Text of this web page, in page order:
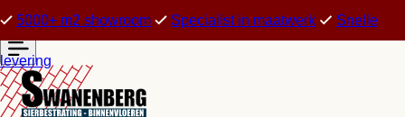
5000+ m2 showroom Specialist in maatwerk Snelle
levering